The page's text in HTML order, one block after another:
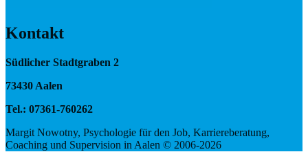
Kontakt
Südlicher Stadtgraben 2
73430 Aalen
Tel.: 07361-760262
Margit Nowotny, Psychologie für den Job, Karriereberatung,
Coaching und Supervision in Aalen © 2006-2026